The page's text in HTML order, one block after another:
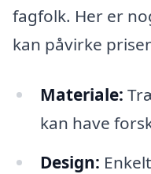
fagfolk. Her er
kan påvirke
Materiale:
kan have
Design: